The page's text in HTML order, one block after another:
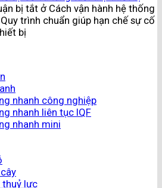
bị tắt ở Cách vận hành hệ thống
trình chuẩn giúp hạn chế sự cố
bị
nhanh công nghiệp
nhanh liên tục IQF
nhanh mini
thuỷ lực